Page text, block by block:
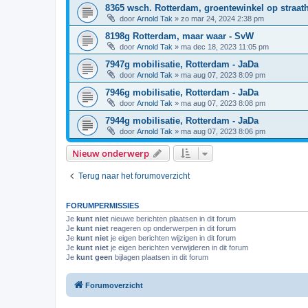
8365 wsch. Rotterdam, groentewinkel op
door Arnold Tak » zo mar 24, 2024 2:38 pm
8198g Rotterdam, maar waar - SvW
door Arnold Tak » ma dec 18, 2023 11:05 pm
7947g mobilisatie, Rotterdam - JaDa
door Arnold Tak » ma aug 07, 2023 8:09 pm
7946g mobilisatie, Rotterdam - JaDa
door Arnold Tak » ma aug 07, 2023 8:08 pm
7944g mobilisatie, Rotterdam - JaDa
door Arnold Tak » ma aug 07, 2023 8:06 pm
Nieuw onderwerp
Terug naar het forumoverzicht
FORUMPERMISSIES
Je kunt niet nieuwe berichten plaatsen in dit forum
Je kunt niet reageren op onderwerpen in dit forum
Je kunt niet je eigen berichten wijzigen in dit forum
Je kunt niet je eigen berichten verwijderen in dit forum
Je kunt geen bijlagen plaatsen in dit forum
Forumoverzicht